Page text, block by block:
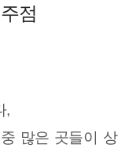
점
,
많은 곳들이 상